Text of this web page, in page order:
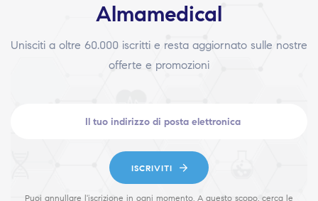
Almamedical
Unisciti a oltre 60.000 iscritti e resta aggiornato sulle nostre
offerte e promozioni
ISCRIVITI
Puoi annullare l'iscrizione in ogni momento. A questo scopo, cerca le